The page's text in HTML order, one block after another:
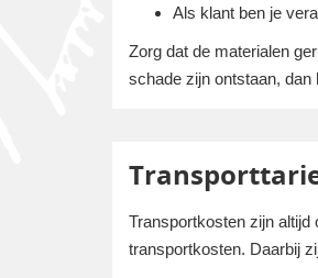
Als klant ben je
Zorg dat de materialen
schade zijn ontstaan, dan
Transportkosten zijn
transportkosten. Daarbij